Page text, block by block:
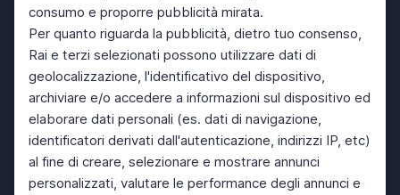
consumo e proporre pubblicità mirata.
Per quanto riguarda la pubblicità, dietro tuo consenso,
Rai e terzi selezionati possono utilizzare dati di
geolocalizzazione, l'identificativo del dispositivo,
archiviare e/o accedere a informazioni sul dispositivo ed
elaborare dati personali (es. dati di navigazione,
identificatori derivati dall'autenticazione, indirizzi IP, etc)
al fine di creare, selezionare e mostrare annunci
personalizzati, valutare le performance degli annunci e